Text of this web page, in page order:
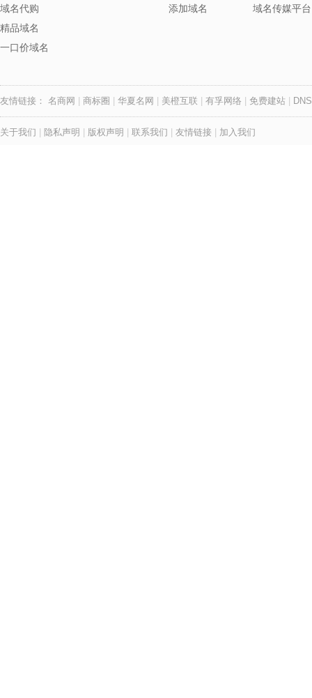
域名代购
精品域名
一口价域名
添加域名
域名传媒平台
友情链接： 名商网 商标圈 华夏名网 美橙互联 有孚网络 免费建站
关于我们 隐私声明 版权声明 联系我们 友情链接 加入我们